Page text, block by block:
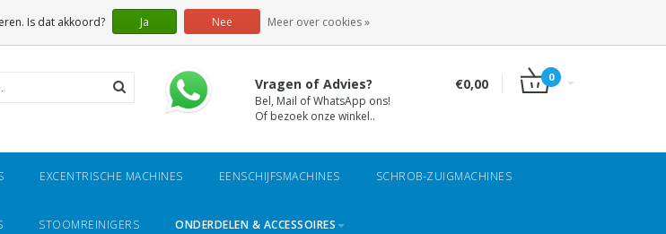
Vragen of Advies?
Bel, Mail of WhatsApp ons!
Of bezoek onze winkel..
€0,00 0
EXCENTRISCHE MACHINES EENSCHIJFSMACHINES SCHROB-ZUIGMACHINES
STOOMREINIGERS ONDERDELEN & ACCESSOIRES
Is dat akkoord? Ja Nee Meer over cookies »